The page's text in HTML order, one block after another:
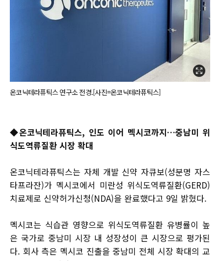
온코닉테라퓨틱스 연구소 전경.[사진=온코닉테라퓨틱스]
◆온코닉테라퓨틱스, 인도 이어 멕시코까지…중남미 위
식도역류질환 시장 확대
온코닉테라퓨틱스는 자체 개발 신약 자큐보(성분명 자스
타프라잔)가 멕시코에서 미란성 위식도역류질환(GERD)
치료제로 신약허가신청(NDA)을 완료했다고 9일 밝혔다.
멕시코는 식습관 영향으로 위식도역류질환 유병률이 높
은 국가로 중남미 시장 내 성장성이 큰 시장으로 평가된
다. 회사 측은 멕시코 진출을 중남미 전체 시장 확대의 교